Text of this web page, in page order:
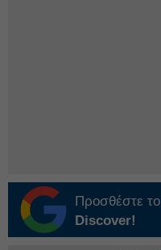
Προσθέστε το
Discover!